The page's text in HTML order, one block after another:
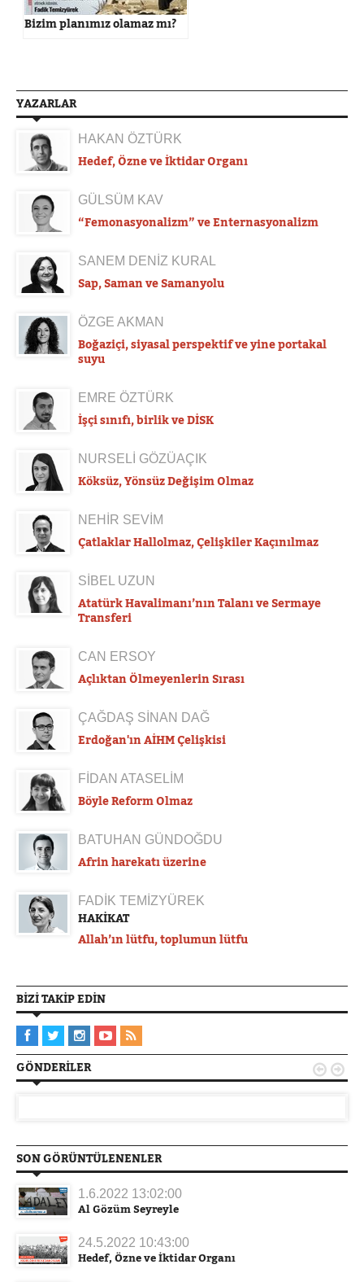
Bizim planımız olamaz mı?
YAZARLAR
HAKAN ÖZTÜRK
Hedef, Özne ve İktidar Organı
GÜLSÜM KAV
“Femonasyonalizm” ve Enternasyonalizm
SANEM DENİZ KURAL
Sap, Saman ve Samanyolu
ÖZGE AKMAN
Boğaziçi, siyasal perspektif ve yine portakal
suyu
EMRE ÖZTÜRK
İşçi sınıfı, birlik ve DİSK
NURSELİ GÖZÜAÇIK
Köksüz, Yönsüz Değişim Olmaz
NEHİR SEVİM
Çatlaklar Hallolmaz, Çelişkiler Kaçınılmaz
SİBEL UZUN
Atatürk Havalimanı’nın Talanı ve Sermaye
Transferi
CAN ERSOY
Açlıktan Ölmeyenlerin Sırası
ÇAĞDAŞ SİNAN DAĞ
Erdoğan'ın AİHM Çelişkisi
FİDAN ATASELİM
Böyle Reform Olmaz
BATUHAN GÜNDOĞDU
Afrin harekatı üzerine
FADİK TEMİZYÜREK
HAKİKAT
Allah’ın lütfu, toplumun lütfu
BIZI TAKIP EDIN
GÖNDERILER  
SON GÖRÜNTÜLENENLER
1.6.2022 13:02:00
Al Gözüm Seyreyle
24.5.2022 10:43:00
Hedef, Özne ve İktidar Organı